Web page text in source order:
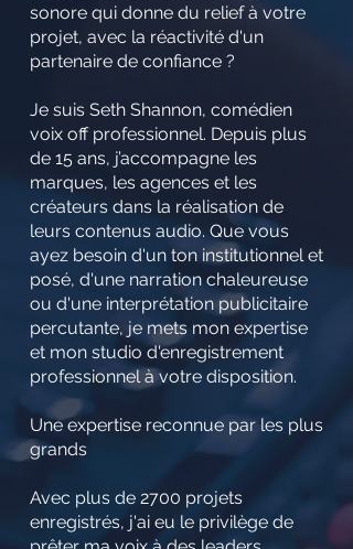
sonore qui donne du relief à votre
projet, avec la réactivité d'un
partenaire de confiance ?
Je suis Seth Shannon, comédien
voix off professionnel. Depuis plus
de 15 ans, j’accompagne les
marques, les agences et les
créateurs dans la réalisation de
leurs contenus audio. Que vous
ayez besoin d'un ton institutionnel et
posé, d'une narration chaleureuse
ou d'une interprétation publicitaire
percutante, je mets mon expertise
et mon studio d'enregistrement
professionnel à votre disposition.
Une expertise reconnue par les plus
grands
Avec plus de 2700 projets
enregistrés, j'ai eu le privilège de